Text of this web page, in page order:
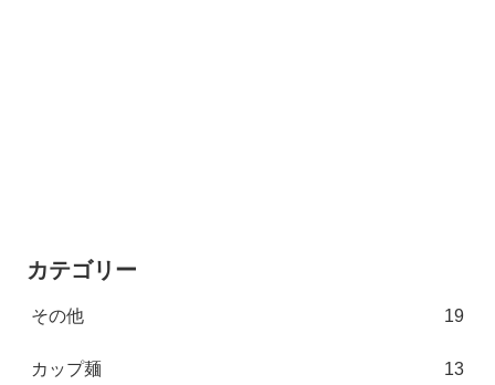
カテゴリー
その他 19
カップ麺 13